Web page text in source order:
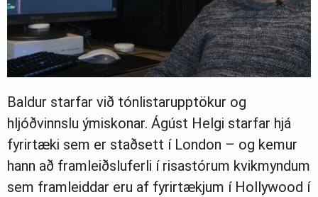
Baldur starfar við tónlistarupptökur og
hljóðvinnslu ýmiskonar. Ágúst Helgi starfar hjá
fyrirtæki sem er staðsett í London – og kemur
hann að framleiðsluferli í risastórum kvikmyndum
sem framleiddar eru af fyrirtækjum í Hollywood í